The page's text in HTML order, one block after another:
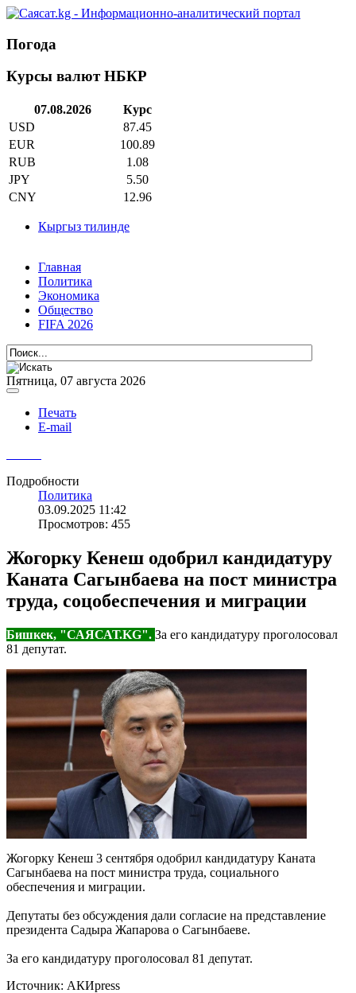
Погода
Курсы валют НБКР
07.08.2026
Курс
USD
87.45
EUR
100.89
RUB
1.08
JPY
5.50
CNY
12.96
Кыргыз тилинде
Главная
Политика
Экономика
Общество
FIFA 2026
Пятница, 07 августа 2026
Печать
E-mail
Подробности
Политика
03.09.2025 11:42
Просмотров: 455
Жогорку Кенеш одобрил кандидатуру
Каната Сагынбаева на пост министра
труда, соцобеспечения и миграции
Бишкек, "САЯСАТ.KG". За его кандидатуру проголосовал
81 депутат.
Жогорку Кенеш 3 сентября одобрил кандидатуру Каната
Сагынбаева на пост министра труда, социального
обеспечения и миграции.
Депутаты без обсуждения дали согласие на представление
президента Садыра Жапарова о Сагынбаеве.
За его кандидатуру проголосовал 81 депутат.
Источник: АКИpress